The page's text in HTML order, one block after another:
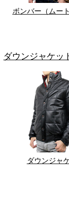
ボンバー（ムー
ダウンジャケッ
ダウンジャ